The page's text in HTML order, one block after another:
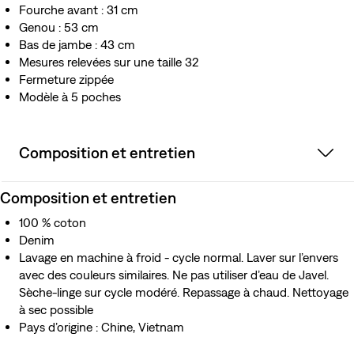
Fourche avant : 31 cm
Genou : 53 cm
Bas de jambe : 43 cm
Mesures relevées sur une taille 32
Fermeture zippée
Modèle à 5 poches
Composition et entretien
Composition et entretien
100 % coton
Denim
Lavage en machine à froid - cycle normal. Laver sur l’envers
avec des couleurs similaires. Ne pas utiliser d’eau de Javel.
Sèche-linge sur cycle modéré. Repassage à chaud. Nettoyage
à sec possible
Pays d’origine : Chine, Vietnam